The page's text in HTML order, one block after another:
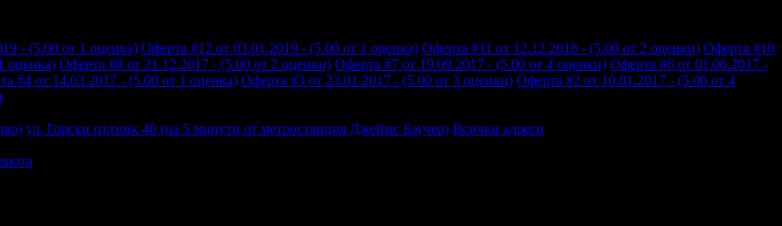
- (5.00 от 1 оценка) Оферта #12 от 03.01.2019 - (5.00 от 1 оценка) Оферта #11 от 12.12.2018 - (5.00 от 2 оценки) Оферта #10
оценка) Оферта #8 от 21.12.2017 - (5.00 от 2 оценки) Оферта #7 от 19.09.2017 - (5.00 от 4 оценки) Оферта #6 от 01.06.2017 -
#4 от 14.03.2017 - (5.00 от 1 оценка) Оферта #3 от 23.01.2017 - (5.00 от 3 оценки) Оферта #2 от 10.01.2017 - (5.00 от 4
ул. Горски пътник 40 (на 5 минути от метростанция Джеймс Баучер) Всички адреси